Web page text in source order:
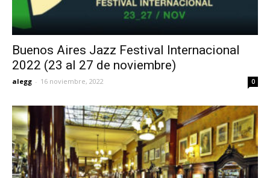
Buenos Aires Jazz Festival Internacional
2022 (23 al 27 de noviembre)
alegg - 16 noviembre, 2022 0